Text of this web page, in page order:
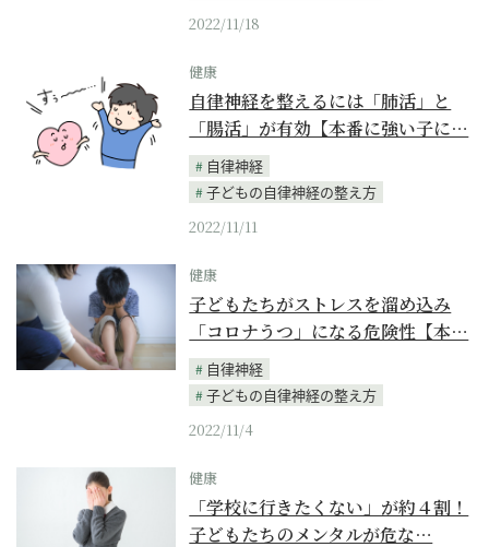
2022/11/18
健康
自律神経を整えるには「肺活」と
「腸活」が有効【本番に強い子に…
自律神経
子どもの自律神経の整え方
2022/11/11
健康
子どもたちがストレスを溜め込み
「コロナうつ」になる危険性【本…
自律神経
子どもの自律神経の整え方
2022/11/4
健康
「学校に行きたくない」が約４割！
子どもたちのメンタルが危な…